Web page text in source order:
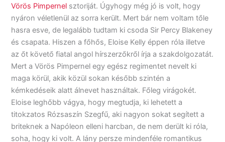
Vörös Pimpernel sztoriját. Úgyhogy még jó is volt, hogy
nyáron véletlenül az sorra került. Mert bár nem voltam tőle
hasra esve, de legalább tudtam ki csoda Sir Percy Blakeney
és csapata. Hiszen a főhős, Eloise Kelly éppen róla illetve
az őt követő fiatal angol hírszerzőkről írja a szakdolgozatát.
Mert a Vörös Pimpernel egy egész regimentet nevelt ki
maga körül, akik közül sokan később szintén a
kémkedéseik alatt álnevet használtak. Főleg virágokét.
Eloise leghőbb vágya, hogy megtudja, ki lehetett a
titokzatos Rózsaszín Szegfű, aki nagyon sokat segített a
briteknek a Napóleon elleni harcban, de nem derült ki róla,
soha, hogy ki volt. A lány persze mindenféle romantikus